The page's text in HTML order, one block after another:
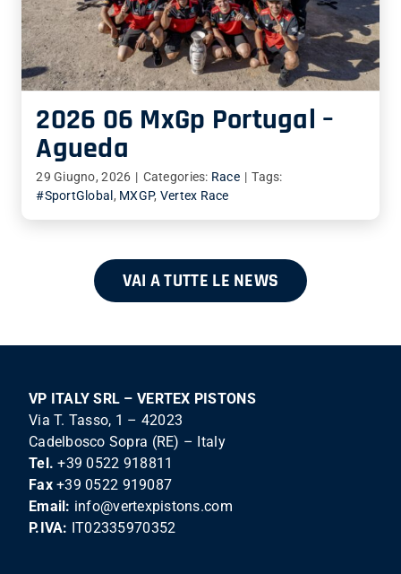
2026 06 MxGp Portugal –
Agueda
29 Giugno, 2026 | Categories: Race | Tags:
#SportGlobal , MXGP, Vertex Race
VAI A TUTTE LE NEWS
VP ITALY SRL – VERTEX PISTONS
Via T. Tasso, 1 – 42023
Cadelbosco Sopra (RE) – Italy
Tel. +39 0522 918811
Fax +39 0522 919087
Email: info@vertexpistons.com
P.IVA: IT02335970352